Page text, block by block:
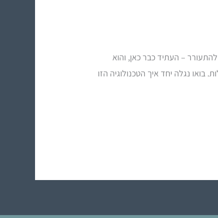
– העתיד כבר כאן, והוא
נגלה יחד איך הטכנולוגיה הזו